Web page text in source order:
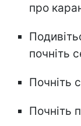
про
почніть
Почніть
Почніть